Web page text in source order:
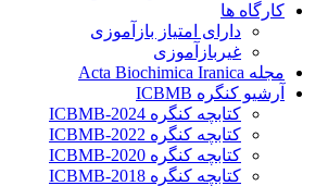
کارگاه ها
دارای امتیاز بازآموزی
غیربازآموزی
مجله Acta Biochimica Iranica
آرشیو کنگره ICBMB
کتابچه کنگره ICBMB-2024
کتابچه کنگره ICBMB-2022
کتابچه کنگره ICBMB-2020
کتابچه کنگره ICBMB-2018